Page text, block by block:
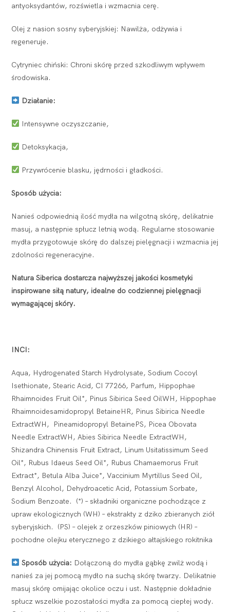
antyoksydantów, rozświetla i wzmacnia cerę.
Olej z nasion sosny syberyjskiej: Nawilża, odżywia i
regeneruje.
Cytryniec chiński: Chroni skórę przed szkodliwym wpływem
środowiska.
Działanie:
Intensywne oczyszczanie,
Detoksykacja,
Przywrócenie blasku, jędrności i gładkości.
Sposób użycia:
Nanieś odpowiednią ilość mydła na wilgotną skórę, delikatnie
masuj, a następnie spłucz letnią wodą. Regularne stosowanie
mydła przygotowuje skórę do dalszej pielęgnacji i wzmacnia jej
zdolności regeneracyjne.
Natura Siberica dostarcza najwyższej jakości kosmetyki
inspirowane siłą natury, idealne do codziennej pielęgnacji
wymagającej skóry.
INCI:
Aqua, Hydrogenated Starch Hydrolysate, Sodium Cocoyl
Isethionate, Stearic Acid, CI 77266, Parfum, Hippophae
Rhaimnoides Fruit Oil*, Pinus Sibirica Seed OilWH, Hippophae
Rhaimnoidesamidopropyl BetaineHR, Pinus Sibirica Needle
ExtractWH, Pineamidopropyl BetainePS, Picea Obovata
Needle ExtractWH, Abies Sibirica Needle ExtractWH,
Shizandra Chinensis Fruit Extract, Linum Usitatissimum Seed
Oil*, Rubus Idaeus Seed Oil*, Rubus Chamaemorus Fruit
Extract*, Betula Alba Juice*, Vaccinium Myrtillus Seed Oil,
Benzyl Alcohol, Dehydroacetic Acid, Potassium Sorbate,
Sodium Benzoate. (*) – składniki organiczne pochodzące z
upraw ekologicznych (WH) – ekstrakty z dziko zbieranych ziół
syberyjskich. (PS) – olejek z orzeszków piniowych (HR) –
pochodne olejku eterycznego z dzikiego ałtajskiego rokitnika
Sposób użycia: Dołączoną do mydła gąbkę zwilż wodą i
nanieś za jej pomocą mydło na suchą skórę twarzy. Delikatnie
masuj skórę omijając okolice oczu i ust. Następnie dokładnie
spłucz wszelkie pozostałości mydła za pomocą ciepłej wody.